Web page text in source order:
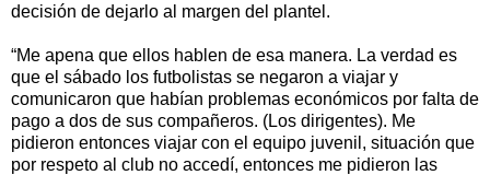
decisión de dejarlo al margen del plantel.
“Me apena que ellos hablen de esa manera. La verdad es
que el sábado los futbolistas se negaron a viajar y
comunicaron que habían problemas económicos por falta de
pago a dos de sus compañeros. (Los dirigentes). Me
pidieron entonces viajar con el equipo juvenil, situación que
por respeto al club no accedí, entonces me pidieron las